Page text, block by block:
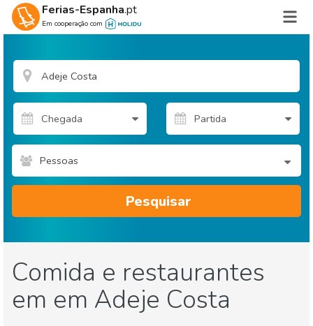
Ferias-Espanha.pt
Em cooperação com
Pessoas
Pesquisar
Comida e restaurantes
em em Adeje Costa